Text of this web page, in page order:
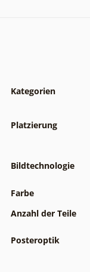
Kategorien
Platzierung
Bildtechnologie
Farbe
Anzahl der Teile
Posteroptik